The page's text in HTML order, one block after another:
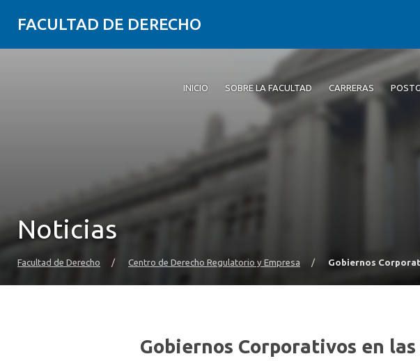
FACULTAD DE DERECHO
INICIO SOBRE LA FACULTAD CARRERAS
Noticias
Facultad de Derecho / Centro de Derecho Regulatorio y Empresa / Gobiernos
Gobiernos Corporativos en